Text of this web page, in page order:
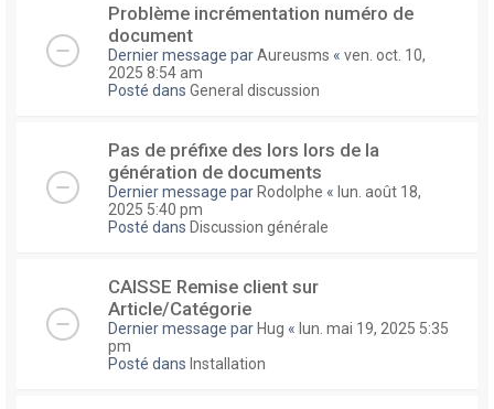
Problème incrémentation numéro de
document
Dernier message parAureusms « ven. oct. 10,
2025 8:54 am
Posté dans General discussion
Pas de préfixe des lors lors de la
génération de documents
Dernier message par Rodolphe « lun. août 18,
2025 5:40 pm
Posté dans Discussion générale
CAISSE Remise client sur
Article/Catégorie
Dernier message par Hug « lun. mai 19, 2025 5:35
pm
Posté dans Installation